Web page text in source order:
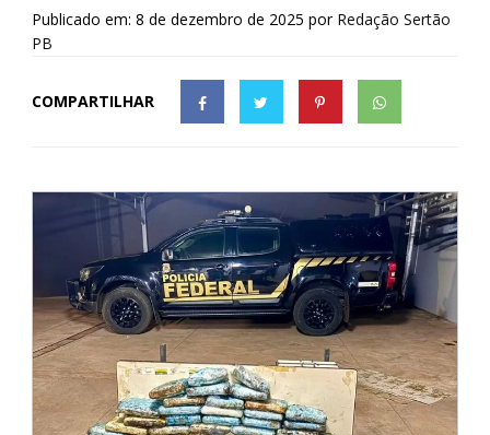
Publicado em: 8 de dezembro de 2025 por Redação Sertão
PB
COMPARTILHAR